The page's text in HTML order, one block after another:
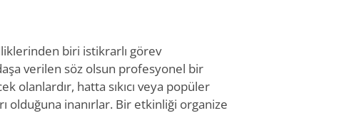
biri istikrarlı görev
verilen söz olsun profesyonel bir
olanlardır, hatta sıkıcı veya popüler
olduğuna inanırlar. Bir etkinliği organize